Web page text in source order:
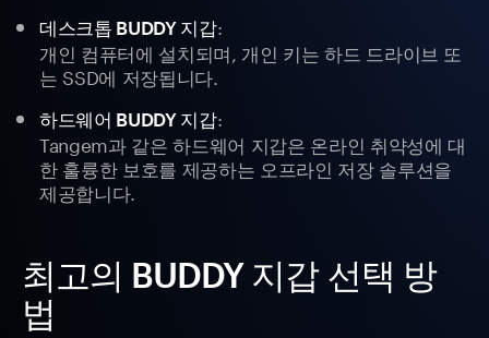
데스크톱 BUDDY 지갑:
개인 컴퓨터에 설치되며, 개인 키는 하드 드라이브 또
는 SSD에 저장됩니다.
하드웨어 BUDDY 지갑:
Tangem과 같은 하드웨어 지갑은 온라인 취약성에 대
한 훌륭한 보호를 제공하는 오프라인 저장 솔루션을
제공합니다.
최고의 BUDDY 지갑 선택 방
법